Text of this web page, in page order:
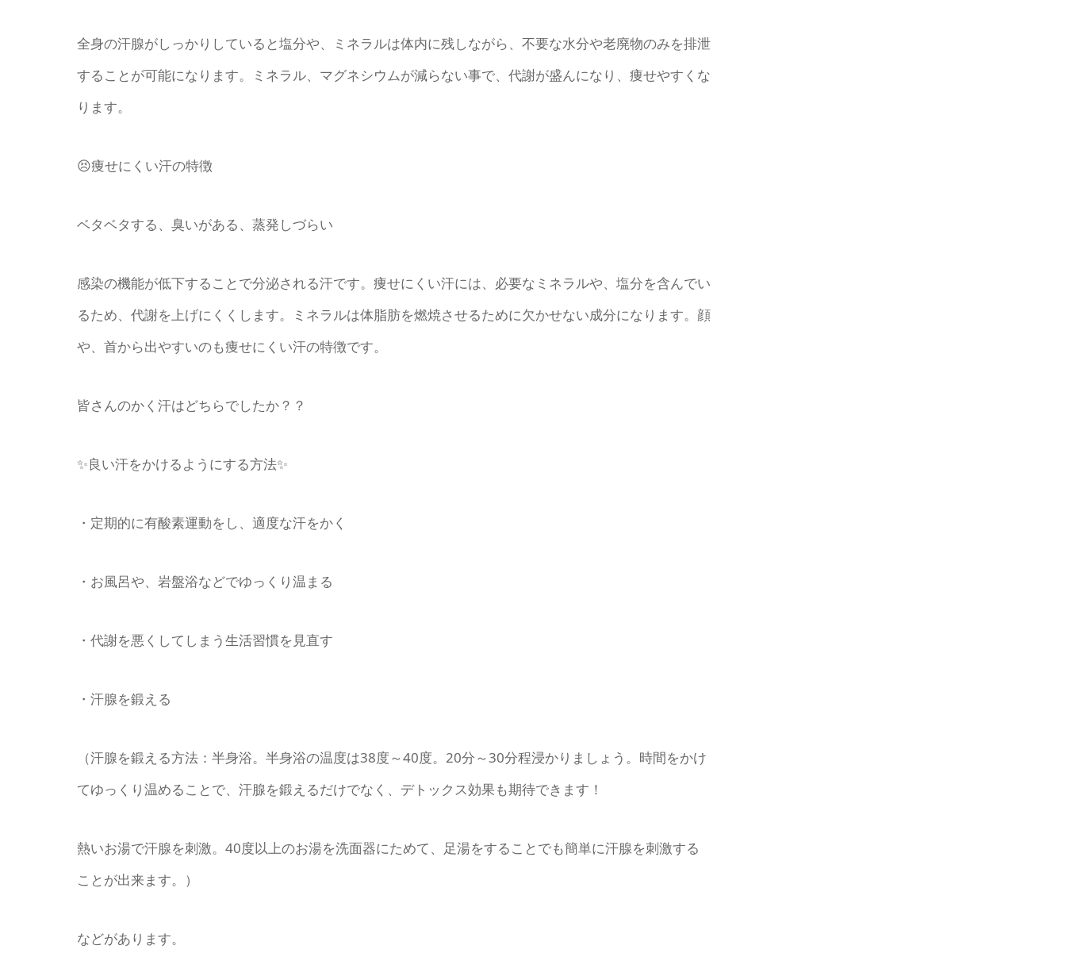
全身の汗腺がしっかりしていると塩分や、ミネラルは体内に残しながら、不要な水分や老廃物のみを排泄
することが可能になります。ミネラル、マグネシウムが減らない事で、代謝が盛んになり、痩せやすくな
ります。
😣痩せにくい汗の特徴
ベタベタする、臭いがある、蒸発しづらい
感染の機能が低下することで分泌される汗です。痩せにくい汗には、必要なミネラルや、塩分を含んでい
るため、代謝を上げにくくします。ミネラルは体脂肪を燃焼させるために欠かせない成分になります。顔
や、首から出やすいのも痩せにくい汗の特徴です。
皆さんのかく汗はどちらでしたか？？
✨良い汗をかけるようにする方法✨
・定期的に有酸素運動をし、適度な汗をかく
・お風呂や、岩盤浴などでゆっくり温まる
・代謝を悪くしてしまう生活習慣を見直す
・汗腺を鍛える
（汗腺を鍛える方法：半身浴。半身浴の温度は38度～40度。20分～30分程浸かりましょう。時間をかけ
てゆっくり温めることで、汗腺を鍛えるだけでなく、デトックス効果も期待できます！
熱いお湯で汗腺を刺激。40度以上のお湯を洗面器にためて、足湯をすることでも簡単に汗腺を刺激する
ことが出来ます。）
などがあります。